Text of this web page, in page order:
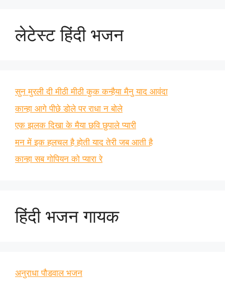
लेटेस्ट हिंदी भजन
सुन मुरली दी मीठी मीठी कुक कन्हैया मैनु याद आवंदा
कान्हा आगे पीछे डोले पर राधा न बोले
एक झलक दिखा के मैया छवि छुपाले प्यारी
मन में इक हलचल है होती याद तेरी जब आती है
कान्हा सब गोपियन को प्यारा रे
हिंदी भजन गायक
अनुराधा पौडवाल भजन